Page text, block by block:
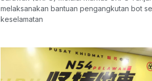
melaksanakan bantuan pengangkutan bot
keselamatan